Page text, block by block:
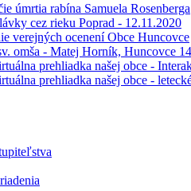
úmrtia rabína Samuela Rosenberga
cez rieku Poprad - 12.11.2020
verejných ocenení Obce Huncovce
omša - Matej Horník, Huncovce
prehliadka našej obce -
prehliadka našej obce -